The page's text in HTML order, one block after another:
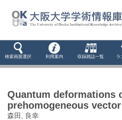
検索画面選択 利用案内 収録雑誌一覧 ラ
Quantum deformations
prehomogeneous
森田, 良幸